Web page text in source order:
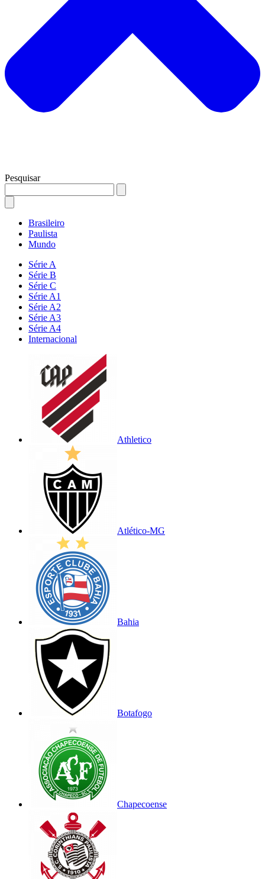
Pesquisar
Brasileiro
Paulista
Mundo
Série A
Série B
Série C
Série A1
Série A2
Série A3
Série A4
Internacional
Athletico
Atlético-MG
Bahia
Botafogo
Chapecoense